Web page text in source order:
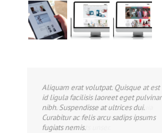
Aliquam erat volutpat. Quisque at est
id ligula facilisis laoreet eget pulvinar
nibh. Suspendisse at ultrices dui.
Curabitur ac felis arcu sadips ipsums
fugiats nemis.